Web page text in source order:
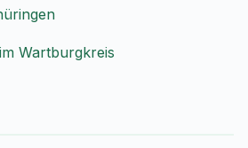
Wartburgkreis